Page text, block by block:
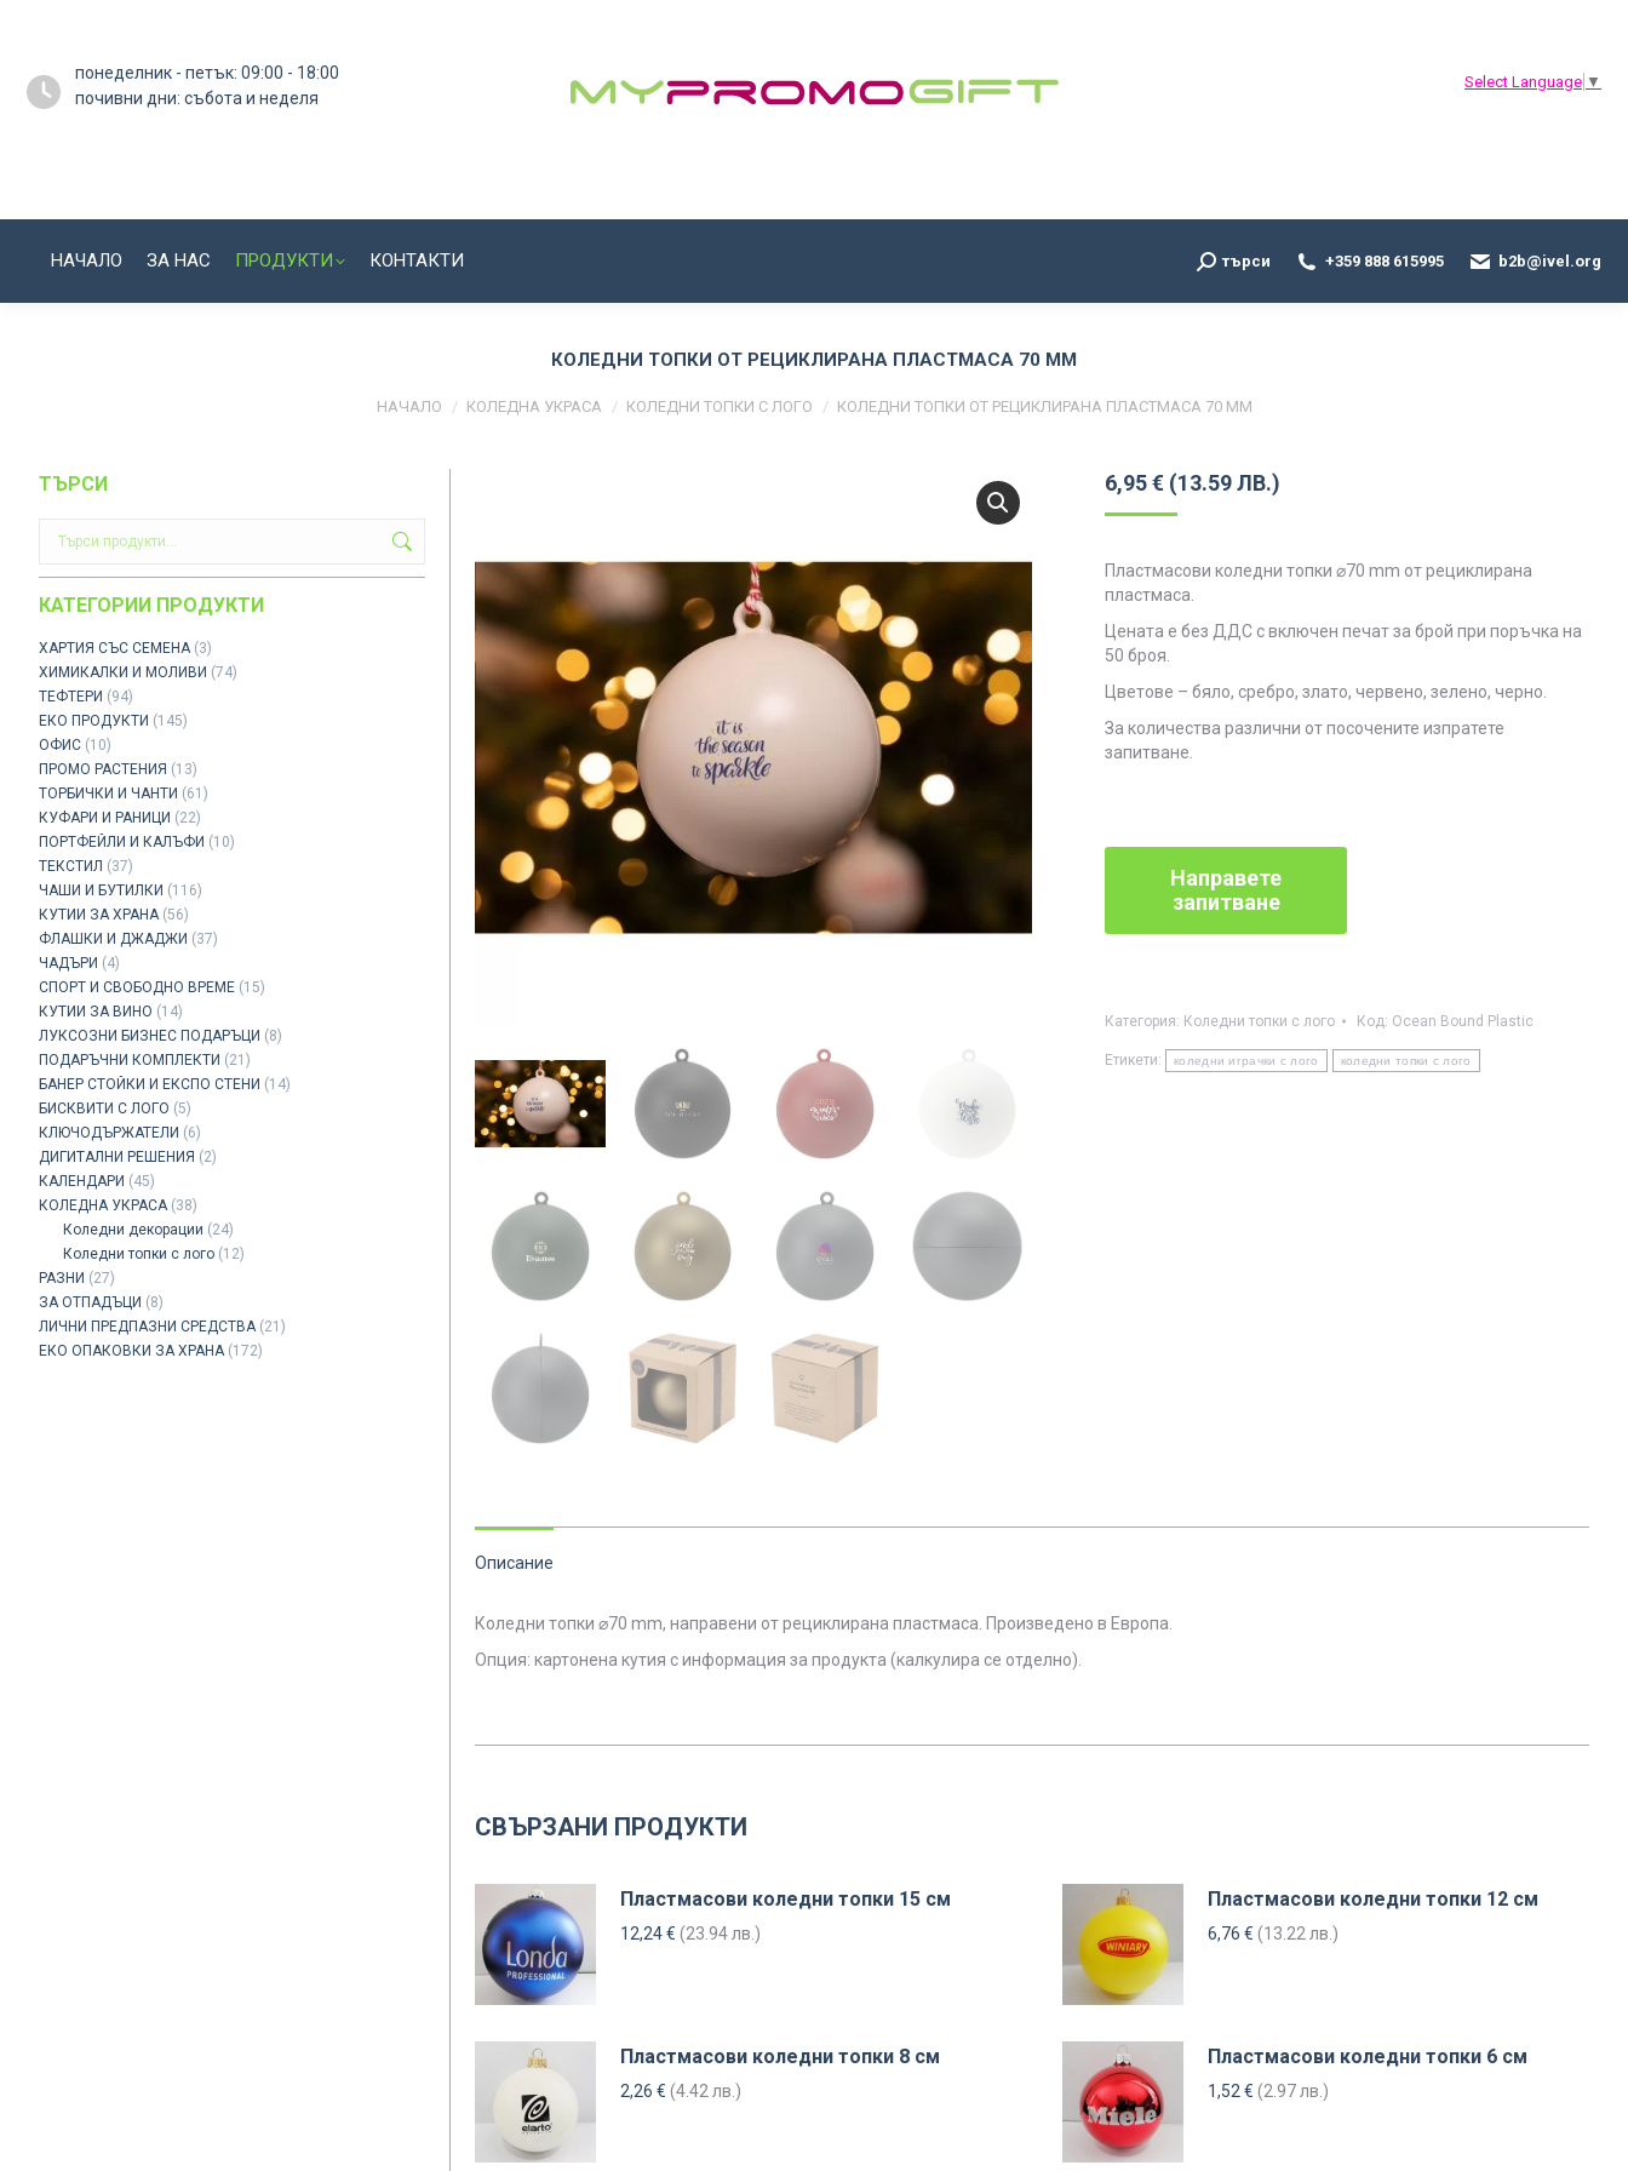
понеделник - петък: 09:00 - 18:00
почивни дни: събота и неделя
Select Language ▼
НАЧАЛО ЗА НАС ПРОДУКТИ КОНТАКТИ Search:
търси +359 888 615995 b2b@ivel.org
КОЛЕДНИ ТОПКИ ОТ РЕЦИКЛИРАНА ПЛАСТМАСА 70 MM
You are here:
НАЧАЛО КОЛЕДНА УКРАСА КОЛЕДНИ ТОПКИ С ЛОГО КОЛЕДНИ ТОПКИ ОТ РЕЦИКЛИРАНА ПЛАСТМАСА 70 MM
6,95€ (13.59 ЛВ.)
Пластмасови коледни топки ⌀70 mm от рециклирана
пластмаса.
Цената е без ДДС с включен печат за брой при поръчка на
50 броя.
Цветове – бяло, сребро, злато, червено, зелено, черно.
За количества различни от посочените изпратете
запитване.
Категория: Коледни топки с лого Код: Ocean Bound Plastic
Етикети: коледни играчки с лого коледни топки с лого
Описание
Коледни топки ⌀70 mm, направени от рециклирана пластмаса. Произведено в Европа.
Опция: картонена кутия с информация за продукта (калкулира се отделно).
СВЪРЗАНИ ПРОДУКТИ
Пластмасови коледни топки 15 см
12,24€ (23.94 лв.)
Пластмасови коледни топки 12 см
6,76 € (13.22 лв.)
Пластмасови коледни топки 8 см
2,26 € (4.42 лв.)
Пластмасови коледни топки 6 см
1,52 € (2.97 лв.)
ТЪРСИ
КАТЕГОРИИ ПРОДУКТИ
ХАРТИЯ СЪС СЕМЕНА (3)
ХИМИКАЛКИ И МОЛИВИ (74)
ТЕФТЕРИ (94)
ЕКО ПРОДУКТИ (145)
ОФИС (10)
ПРОМО РАСТЕНИЯ (13)
ТОРБИЧКИ И ЧАНТИ (61)
КУФАРИ И РАНИЦИ (22)
ПОРТФЕЙЛИ И КАЛЪФИ (10)
ТЕКСТИЛ (37)
ЧАШИ И БУТИЛКИ (116)
КУТИИ ЗА ХРАНА (56)
ФЛАШКИ И ДЖАДЖИ (37)
ЧАДЪРИ (4)
СПОРТ И СВОБОДНО ВРЕМЕ (15)
КУТИИ ЗА ВИНО (14)
ЛУКСОЗНИ БИЗНЕС ПОДАРЪЦИ (8)
ПОДАРЪЧНИ КОМПЛЕКТИ (21)
БАНЕР СТОЙКИ И ЕКСПО СТЕНИ (14)
БИСКВИТИ С ЛОГО (5)
КЛЮЧОДЪРЖАТЕЛИ (6)
ДИГИТАЛНИ РЕШЕНИЯ (2)
КАЛЕНДАРИ (45)
КОЛЕДНА УКРАСА (38)
Коледни декорации (24)
Коледни топки с лого (12)
РАЗНИ (27)
ЗА ОТПАДЪЦИ (8)
ЛИЧНИ ПРЕДПАЗНИ СРЕДСТВА (21)
ЕКО ОПАКОВКИ ЗА ХРАНА (172)